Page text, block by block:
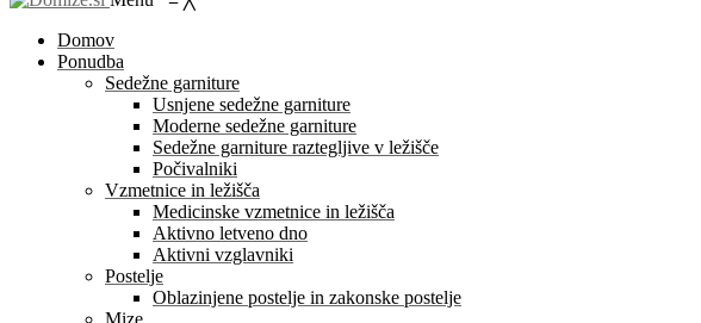
Domov
Ponudba
Sedežne garniture
Usnjene sedežne garniture
Moderne sedežne garniture
Sedežne garniture raztegljive v ležišče
Počivalniki
Vzmetnice in ležišča
Medicinske vzmetnice in ležišča
Aktivno letveno dno
Aktivni vzglavniki
Postelje
Oblazinjene postelje in zakonske postelje
Mize